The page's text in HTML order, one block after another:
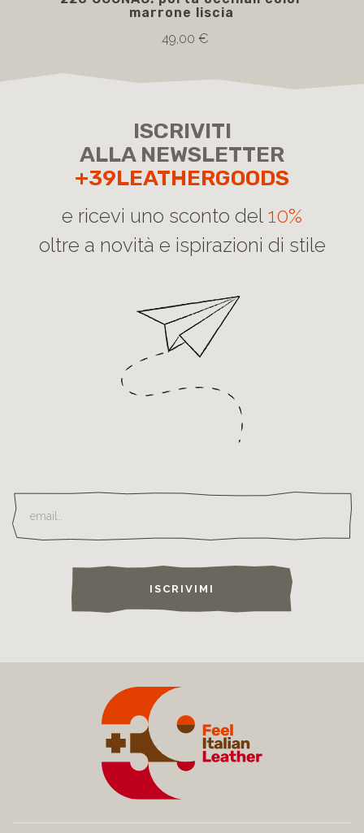
marrone liscia
49,00 €
ISCRIVITI
ALLA NEWSLETTER
+39LEATHERGOODS
e ricevi uno sconto del 10%
oltre a novità e ispirazioni di stile
ISCRIVIMI